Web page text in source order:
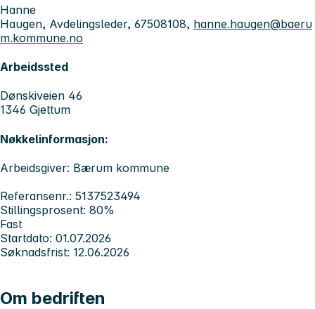
Hanne
Haugen, Avdelingsleder, 67508108, hanne.haugen@baeru
m.kommune.no
Arbeidssted
Dønskiveien 46
1346 Gjettum
Nøkkelinformasjon:
Arbeidsgiver: Bærum kommune
Referansenr.: 5137523494
Stillingsprosent: 80%
Fast
Startdato: 01.07.2026
Søknadsfrist: 12.06.2026
Om bedriften